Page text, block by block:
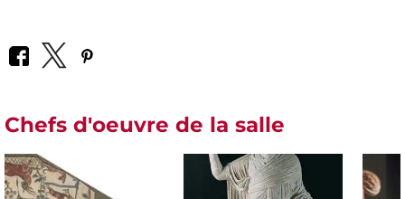
Chefs d'oeuvre de la salle